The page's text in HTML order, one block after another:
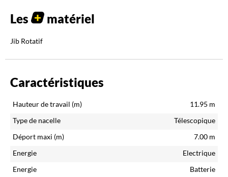
Les matériel
Jib Rotatif
Caractéristiques
Hauteur de travail (m) 11.95 m
Type de nacelle
Télescopique
Déport maxi (m)
7.00 m
Energie
Electrique
Energie
Batterie